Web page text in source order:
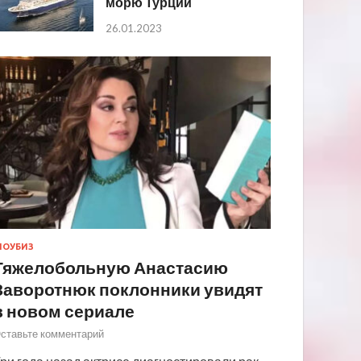
26.01.2023
Анастасию
поклонники увидят
новом сериале
комментарий